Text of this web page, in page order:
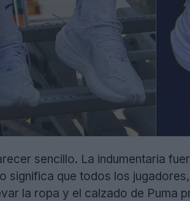
sencillo. La indumentaria
significa que todos los
la ropa y el calzado de Puma